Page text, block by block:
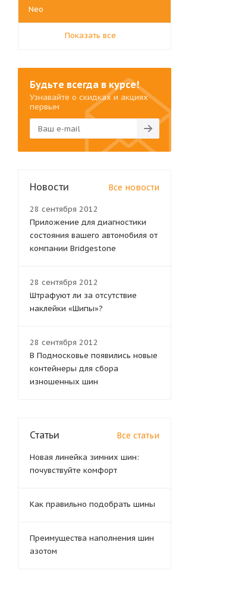
Neo
Показать все
Будьте всегда в курсе!
Узнавайте о скидках и акциях
первым
Новости Все новости
28 сентября 2012
Приложение для диагностики
состояния вашего автомобиля от
компании Bridgestone
28 сентября 2012
Штрафуют ли за отсутствие
наклейки «Шипы»?
28 сентября 2012
В Подмосковье появились новые
контейнеры для сбора
изношенных шин
Статьи Все статьи
Новая линейка зимних шин:
почувствуйте комфорт
Как правильно подобрать шины
Преимущества наполнения шин
азотом